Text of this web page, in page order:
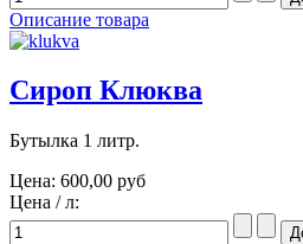
Описание товара
Сироп Клюква
Бутылка 1 литр.
Цена: 600,00 руб
Цена / л: